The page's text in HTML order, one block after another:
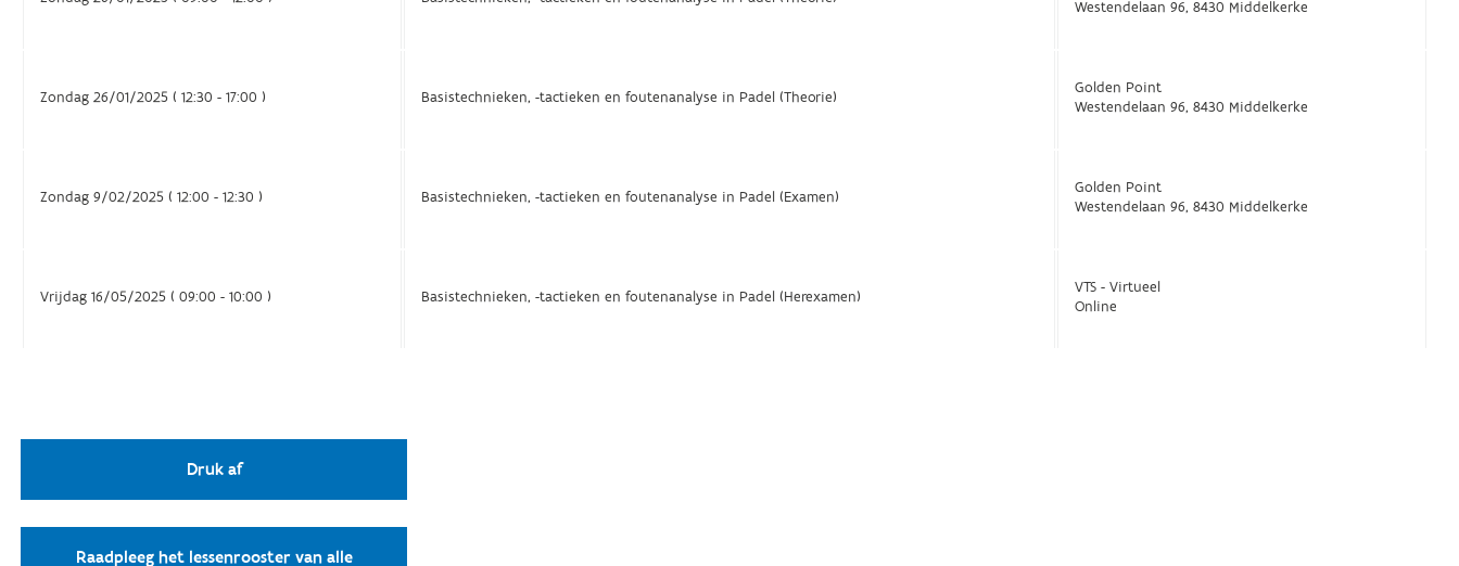
Westendelaan 96, 8430 Middelkerke
Zondag 26/01/2025 ( 12:30 - 17:00 ) Basistechnieken, -tactieken en foutenanalyse in Padel (Theorie)
Golden Point
Westendelaan 96, 8430 Middelkerke
Zondag 9/02/2025 ( 12:00 - 12:30 ) Basistechnieken, -tactieken en foutenanalyse in Padel (Examen)
Golden Point
Westendelaan 96, 8430 Middelkerke
Vrijdag 16/05/2025 ( 09:00 - 10:00 ) Basistechnieken, -tactieken en foutenanalyse in Padel (Herexamen)
VTS - Virtueel
Online
Druk af
Raadpleeg het lessenrooster van alle